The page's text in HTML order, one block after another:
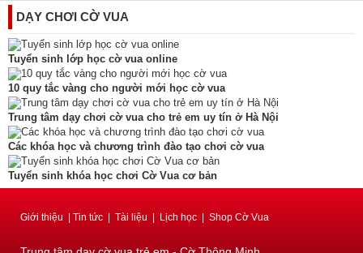
DẠY CHƠI CỜ VUA
Tuyển sinh lớp học cờ vua online
10 quy tắc vàng cho người mới học cờ vua
Trung tâm dạy chơi cờ vua cho trẻ em uy tín ở Hà Nội
Các khóa học và chương trình đào tạo chơi cờ vua
Tuyển sinh khóa học chơi Cờ Vua cơ bản
Giới thiệu Tin tức Tài liệu Lịch học Shop Cờ Vua